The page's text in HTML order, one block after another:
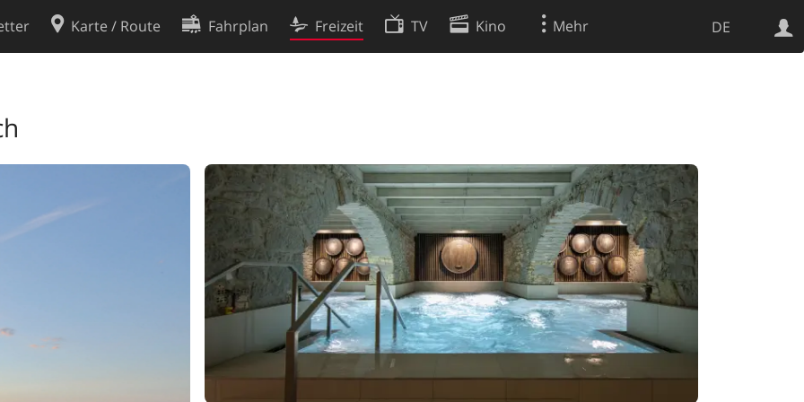
DE
Karte / Route Fahrplan Freizeit TV Kino Mehr